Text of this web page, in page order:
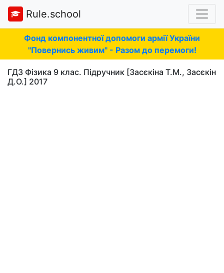
Rule.school
Фонд компонентної допомоги армії України
"Повернись живим" - Разом до перемоги!
ГДЗ Фізика 9 клас. Підручник [Засєкіна Т.М., Засєкін
Д.О.] 2017